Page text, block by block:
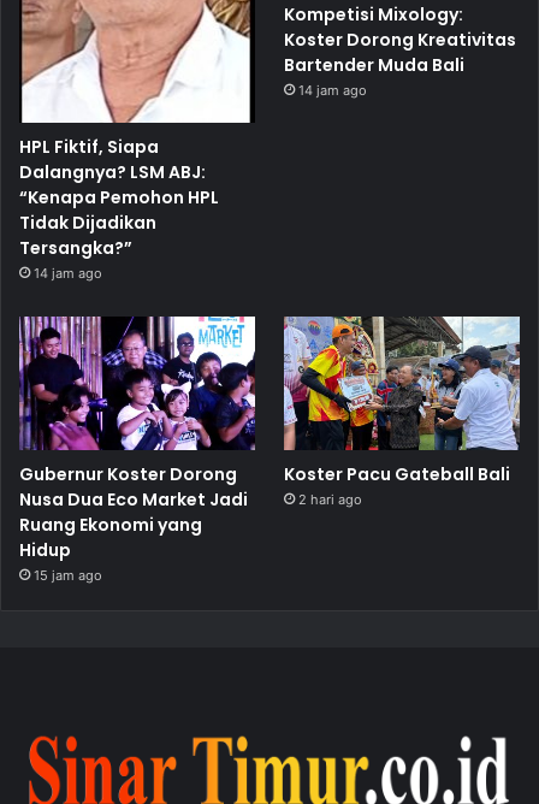
HPL Fiktif, Siapa
Dalangnya? LSM ABJ:
“Kenapa Pemohon HPL
Tidak Dijadikan
Tersangka?”
14 jam ago
Kompetisi Mixology:
Koster Dorong Kreativitas
Bartender Muda Bali
14 jam ago
Gubernur Koster Dorong
Nusa Dua Eco Market Jadi
Ruang Ekonomi yang
Hidup
15 jam ago
Koster Pacu Gateball Bali
2 hari ago